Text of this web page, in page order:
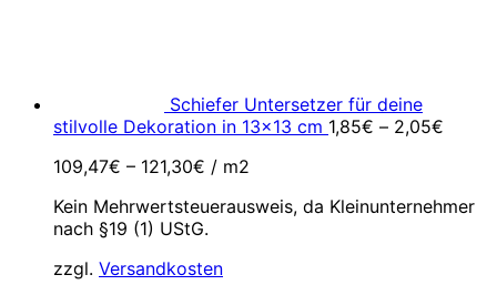
Schiefer Untersetzer für deine
stilvolle Dekoration in 13x13 cm 1,85€ – 2,05€
109,47€ – 121,30€ / m2
Kein Mehrwertsteuerausweis, da Kleinunternehmer
nach §19 (1) UStG.
zzgl. Versandkosten